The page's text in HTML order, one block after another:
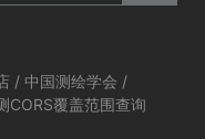
/ 中国测绘学会 /
CORS覆盖范围查询